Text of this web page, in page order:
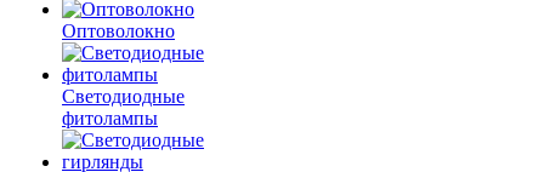
Оптоволокно
Светодиодные
фитолампы